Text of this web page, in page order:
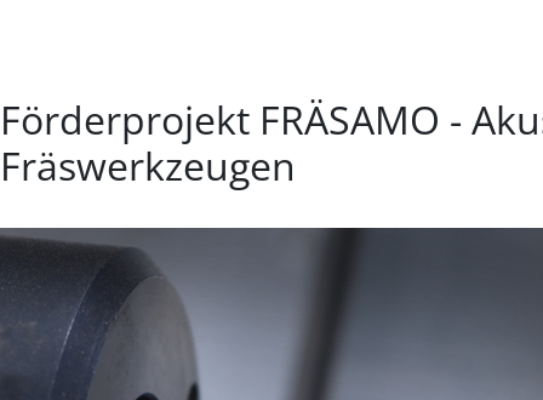
Förderprojekt FRÄSAMO -
Fräswerkzeugen